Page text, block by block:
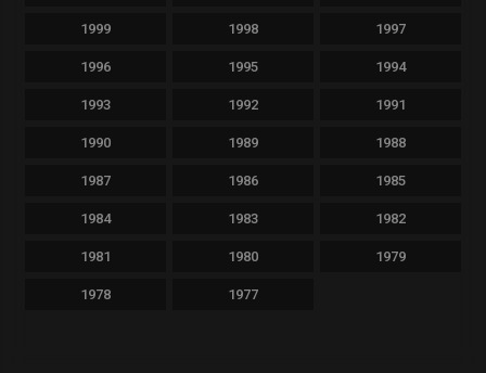
1999 1998 1997
1996 1995 1994
1993 1992 1991
1990 1989 1988
1987 1986 1985
1984 1983 1982
1981 1980 1979
1978 1977